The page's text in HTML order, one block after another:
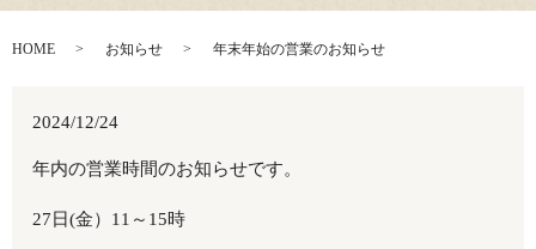
HOME お知らせ 年末年始の営業のお知らせ
2024/12/24
年内の営業時間のお知らせです。
27日(金）11～15時